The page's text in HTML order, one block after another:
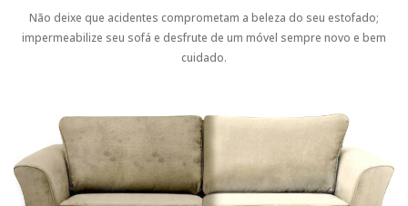
Não deixe que acidentes comprometam a beleza do seu estofado;
impermeabilize seu sofá e desfrute de um móvel sempre novo e bem
cuidado.